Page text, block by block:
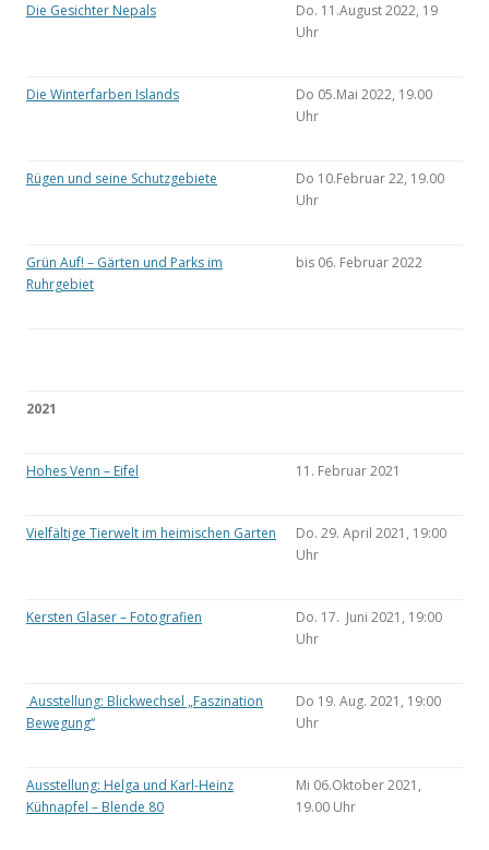
Die Gesichter Nepals
Do. 11.August 2022, 19
Uhr
Die Winterfarben Islands
Do 05.Mai 2022, 19.00
Uhr
Rügen und seine Schutzgebiete
Do 10.Februar 22, 19.00
Uhr
Grün Auf! – Gärten und Parks im
Ruhrgebiet
bis 06. Februar 2022
2021
Hohes Venn – Eifel 11. Februar 2021
Vielfältige Tierwelt im heimischen Garten
Do. 29. April 2021, 19:00
Uhr
Kersten Glaser – Fotografien
Do. 17. Juni 2021, 19:00
Uhr
Ausstellung: Blickwechsel „Faszination
Bewegung“
Do 19. Aug. 2021, 19:00
Uhr
Ausstellung: Helga und Karl-Heinz
Kühnapfel – Blende 80
Mi 06.Oktober 2021,
19.00 Uhr